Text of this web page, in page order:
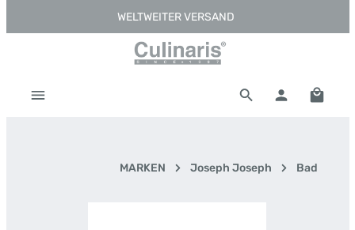
Zum Hauptinhalt springenWELTWEITER VERSAND
MARKEN Joseph Joseph Bad